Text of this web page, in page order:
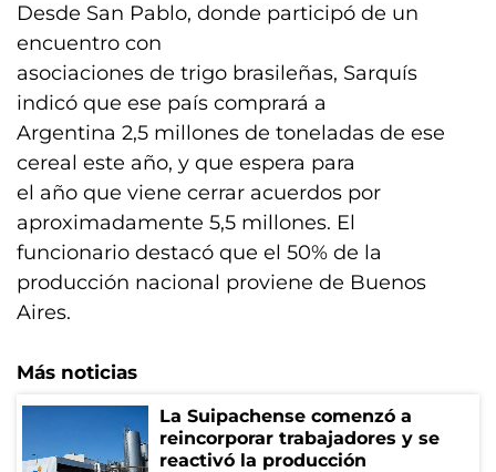
Desde San Pablo, donde participó de un
encuentro con
asociaciones de trigo brasileñas, Sarquís
indicó que ese país comprará a
Argentina 2,5 millones de toneladas de ese
cereal este año, y que espera para
el año que viene cerrar acuerdos por
aproximadamente 5,5 millones. El
funcionario destacó que el 50% de la
producción nacional proviene de Buenos
Aires.
Más noticias
La Suipachense comenzó a
reincorporar trabajadores y se
reactivó la producción